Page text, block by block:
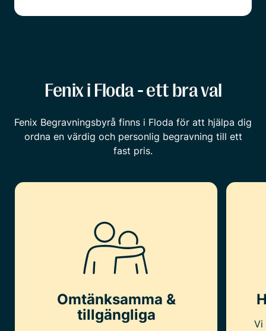
Fenix i Floda - ett bra val
Fenix Begravningsbyrå finns i Floda för att hjälpa dig
ordna en värdig och personlig begravning till ett
fast pris.
Omtänksamma &
tillgängliga
Vi